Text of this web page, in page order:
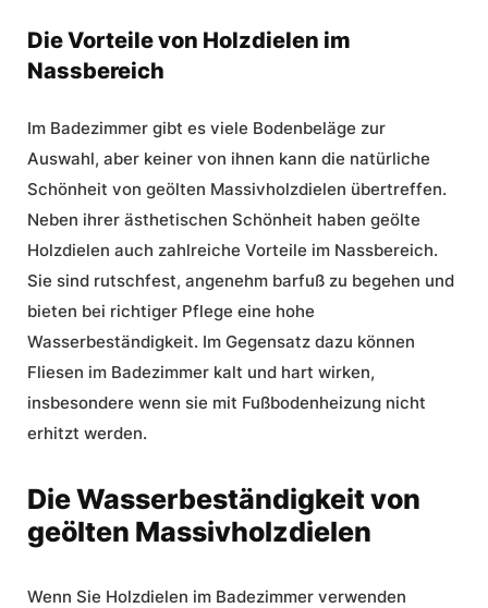
Die Vorteile von Holzdielen im
Nassbereich
Im Badezimmer gibt es viele Bodenbeläge zur
Auswahl, aber keiner von ihnen kann die natürliche
Schönheit von geölten Massivholzdielen übertreffen.
Neben ihrer ästhetischen Schönheit haben geölte
Holzdielen auch zahlreiche Vorteile im Nassbereich.
Sie sind rutschfest, angenehm barfuß zu begehen und
bieten bei richtiger Pflege eine hohe
Wasserbeständigkeit. Im Gegensatz dazu können
Fliesen im Badezimmer kalt und hart wirken,
insbesondere wenn sie mit Fußbodenheizung nicht
erhitzt werden.
Die Wasserbeständigkeit von
geölten Massivholzdielen
Wenn Sie Holzdielen im Badezimmer verwenden